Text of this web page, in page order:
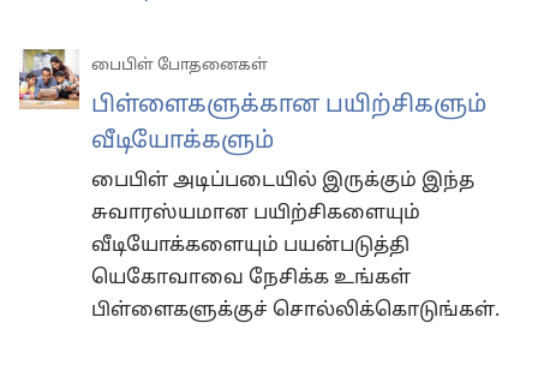
பைபிள் போதனைகள்
பிள்ளைகளுக்கான பயிற்சிகளும்
வீடியோக்களும்
பைபிள் அடிப்படையில் இருக்கும் இந்த
சுவாரஸ்யமான பயிற்சிகளையும்
வீடியோக்களையும் பயன்படுத்தி
யெகோவாவை நேசிக்க உங்கள்
பிள்ளைகளுக்குச் சொல்லிக்கொடுங்கள்.